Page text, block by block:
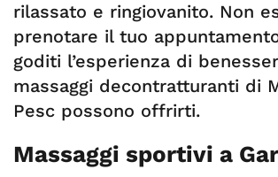
rilassato e ringiovanito. Non
prenotare il tuo
goditi l’esperienza di
massaggi decontratturanti di
Pesc possono offrirti.
Massaggi sportivi a